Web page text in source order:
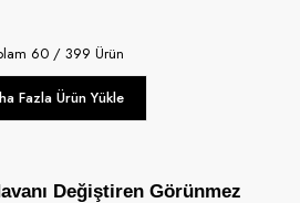
60 / 399 Ürün
Fazla Ürün Yükle
Değiştiren Görünmez